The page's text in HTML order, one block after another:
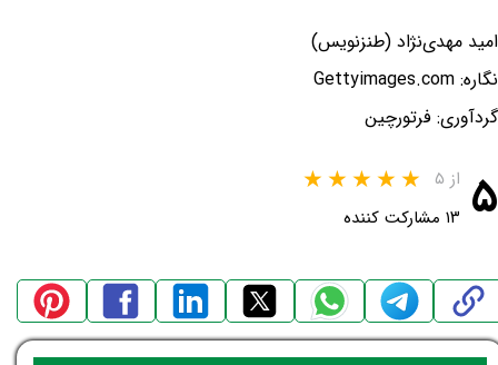
امید مهدی‌نژاد (طنزنویس)
نگاره: Gettyimages.com
گردآوری: فرتورچین
۵ از ۵
۱۳ مشارکت کننده